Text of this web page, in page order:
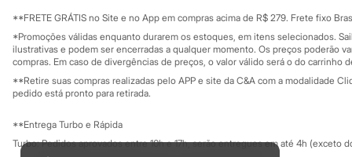
Meias
Pijamas
Moda praia
Biquínis e Maiôs
Blusas de proteção
Sungas
Personagens
Disney
Hello Kitty
Privacidade
Configuração de cookies
Minha privacidade
Educação
**FRETE GRÁTIS no Site e no App em compras acima de R$ 279. Frete fixo
*Promoções válidas enquanto durarem os estoques, em itens selecionados.
ilustrativas e podem ser encerradas a qualquer momento. Os preços poderão
compras. Em caso de divergências de preços, o valor válido será o do carrinho
**Retire suas compras realizadas pelo APP e site da C&A com a modalidade
pedido está pronto para retirada.
**Entrega Turbo e Rápida
Turbo: Pedidos aprovados entre 10h e 17h, serão entregues em até 4h (exceto